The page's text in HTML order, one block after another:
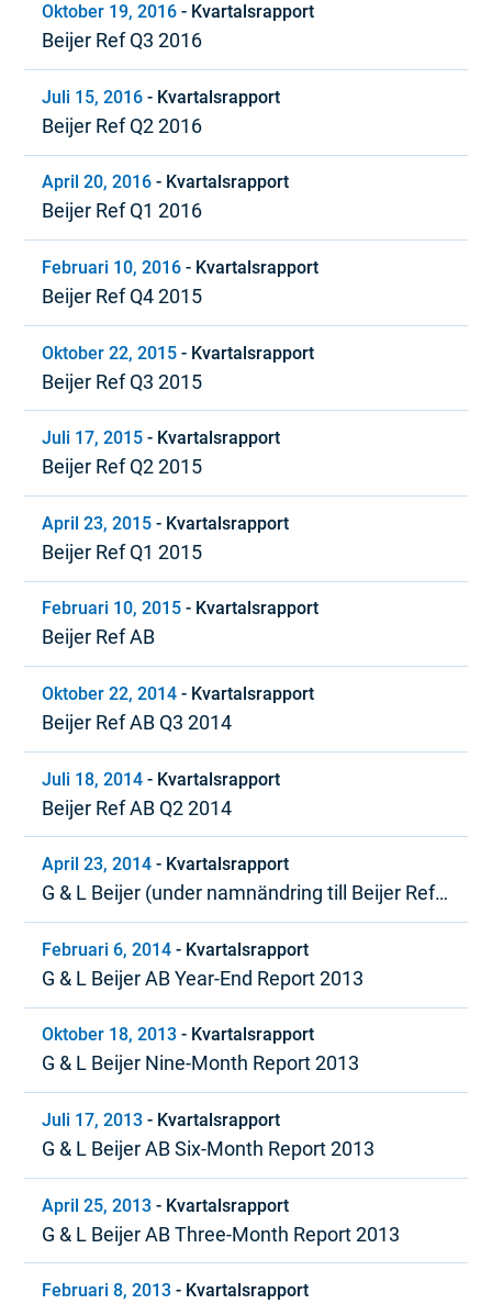
Oktober 19, 2016 - Kvartalsrapport
Beijer Ref Q3 2016
Juli 15, 2016 - Kvartalsrapport
Beijer Ref Q2 2016
April 20, 2016 - Kvartalsrapport
Beijer Ref Q1 2016
Februari 10, 2016 - Kvartalsrapport
Beijer Ref Q4 2015
Oktober 22, 2015 - Kvartalsrapport
Beijer Ref Q3 2015
Juli 17, 2015 - Kvartalsrapport
Beijer Ref Q2 2015
April 23, 2015 - Kvartalsrapport
Beijer Ref Q1 2015
Februari 10, 2015 - Kvartalsrapport
Beijer Ref AB
Oktober 22, 2014 - Kvartalsrapport
Beijer Ref AB Q3 2014
Juli 18, 2014 - Kvartalsrapport
Beijer Ref AB Q2 2014
April 23, 2014 - Kvartalsrapport
G & L Beijer (under namnändring till Beijer Ref)
Kvartal 1, 2014
Februari 6, 2014 - Kvartalsrapport
G & L Beijer AB Year-End Report 2013
Oktober 18, 2013 - Kvartalsrapport
G & L Beijer Nine-Month Report 2013
Juli 17, 2013 - Kvartalsrapport
G & L Beijer AB Six-Month Report 2013
April 25, 2013 - Kvartalsrapport
G & L Beijer AB Three-Month Report 2013
Februari 8, 2013 - Kvartalsrapport